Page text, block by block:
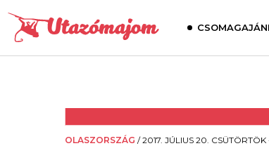
OLASZORSZÁG /2017. JÚLIUS 20. CSÜTÖRTÖK